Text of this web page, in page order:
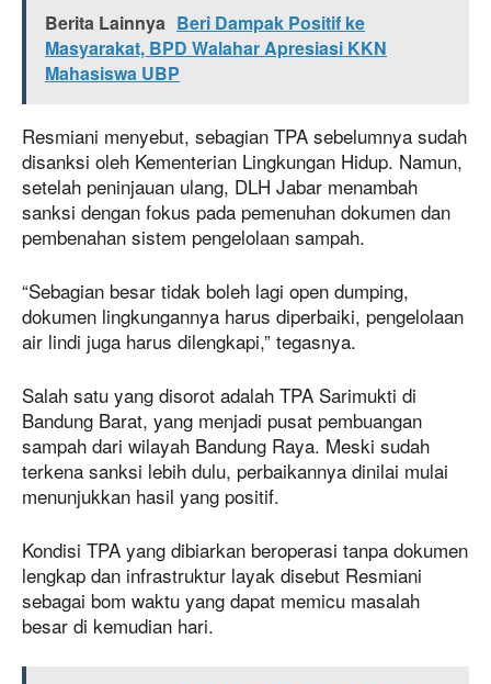
Berita Lainnya Beri Dampak Positif ke
Masyarakat, BPD Walahar Apresiasi KKN
Mahasiswa UBP
Resmiani menyebut, sebagian TPA sebelumnya sudah
disanksi oleh Kementerian Lingkungan Hidup. Namun,
setelah peninjauan ulang, DLH Jabar menambah
sanksi dengan fokus pada pemenuhan dokumen dan
pembenahan sistem pengelolaan sampah.
“Sebagian besar tidak boleh lagi open dumping,
dokumen lingkungannya harus diperbaiki, pengelolaan
air lindi juga harus dilengkapi,” tegasnya.
Salah satu yang disorot adalah TPA Sarimukti di
Bandung Barat, yang menjadi pusat pembuangan
sampah dari wilayah Bandung Raya. Meski sudah
terkena sanksi lebih dulu, perbaikannya dinilai mulai
menunjukkan hasil yang positif.
Kondisi TPA yang dibiarkan beroperasi tanpa dokumen
lengkap dan infrastruktur layak disebut Resmiani
sebagai bom waktu yang dapat memicu masalah
besar di kemudian hari.